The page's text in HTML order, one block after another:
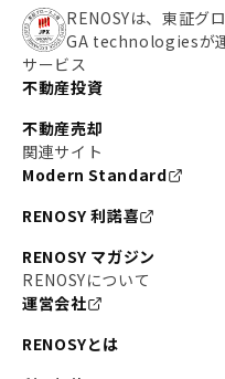
RENOSYは、東証グ
GA technologiesが運
サービス
不動産投資
不動産売却
関連サイト
Modern Standard
RENOSY 利諾喜
RENOSY マガジン
RENOSYについて
運営会社
RENOSYとは